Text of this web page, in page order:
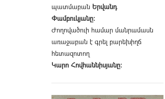
պատմաբան Երվանդ
Փամբուկյանը։
Ժողովածուի համար մանրամասն
առաջաբան է գրել բարեխիղճ
հետազոտող
Կարո Հովհաննիսյանը։